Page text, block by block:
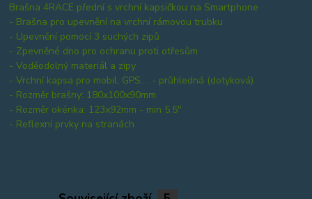
Brašna 4RACE přední s vrchní kapsičkou na Smartphone
- Brašna pro upevnění na vrchní rámovou trubku
- Upevnění pomocí 3 suchých zipů
- Zpevněné dno pro ochranu proti otřesům
- Voděodolný materiál a zipy
- Vrchní kapsa pro mobil, GPS,... - průhledná (dotyková)
- Rozměr brašny: 180x100x90mm
- Rozměr okénka: 123x92mm - min 5,5"
- Reflexní prvky na stranách